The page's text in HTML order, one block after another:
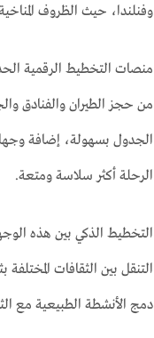
وفنلندا، حيث الظروف
منصات التخطيط الرقمية
من حجز الطيران والفنادق
الجدول بسهولة، إضافة
الرحلة أكثر سلاسة ومتعة.
التخطيط الذكي بين هذه
التنقل بين الثقافات
دمج الأنشطة الطبيعية مع